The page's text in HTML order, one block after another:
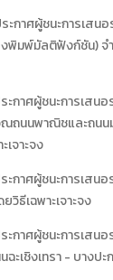
กาศผู้ชนะการเสน
พิมพ์มัลติฟังก์ชัน) จ
กาศผู้ชนะการเสนอ
ถนนพาณิชและถน
เจาะจง
กาศผู้ชนะการเสน
วิธีเฉพาะเจาะจง
กาศผู้ชนะการเสนอ
ฉะเชิงเทรา - บางป